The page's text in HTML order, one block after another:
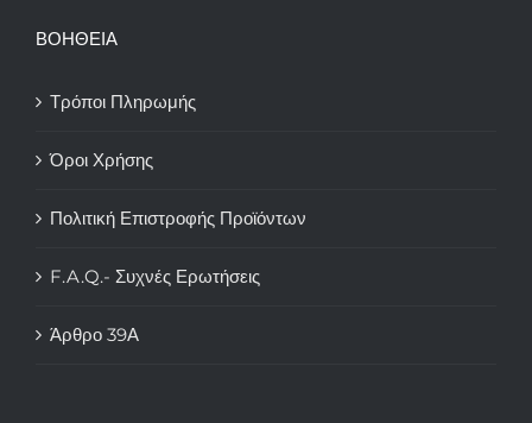
ΒΟΗΘΕΙΑ
Τρόποι Πληρωμής
Όροι Χρήσης
Πολιτική Επιστροφής Προϊόντων
F.A.Q.- Συχνές Ερωτήσεις
Άρθρο 39Α